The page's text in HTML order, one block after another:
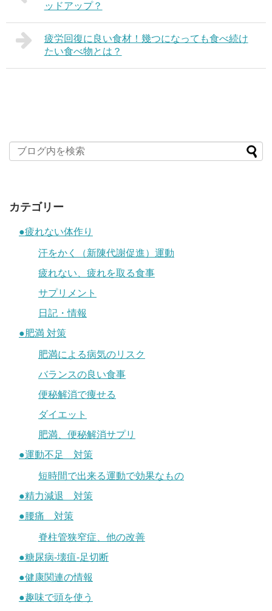
ッドアップ？
疲労回復に良い食材！幾つになっても食べ続け
たい食べ物とは？
カテゴリー
●疲れない体作り
汗をかく（新陳代謝促進）運動
疲れない、疲れを取る食事
サプリメント
日記・情報
●肥満 対策
肥満による病気のリスク
バランスの良い食事
便秘解消で痩せる
ダイエット
肥満、便秘解消サプリ
●運動不足 対策
短時間で出来る運動で効果なもの
●精力減退 対策
●腰痛 対策
脊柱管狭窄症、他の改善
●糖尿病-壊疽-足切断
●健康関連の情報
●趣味で頭を使う